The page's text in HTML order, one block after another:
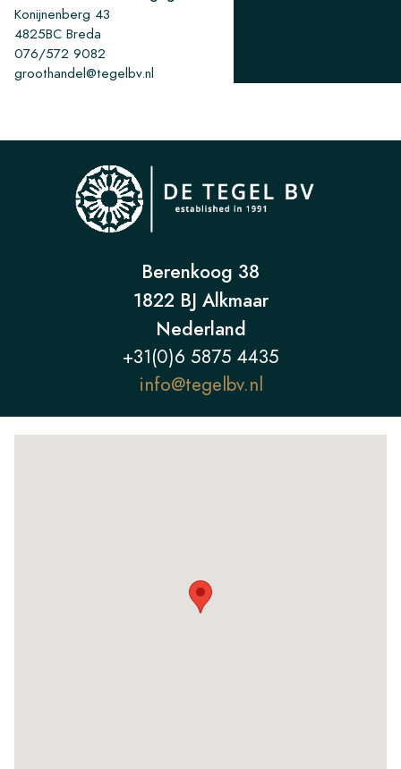
Konijnenberg 43
4825BC Breda
076/572 9082
groothandel@tegelbv.nl
Berenkoog 38
1822 BJ Alkmaar
Nederland
+31(0)6 5875 4435
info@tegelbv.nl